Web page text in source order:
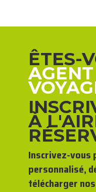
ÊTES-
À
Inscrivez-vous
personnalisé,
télécharger